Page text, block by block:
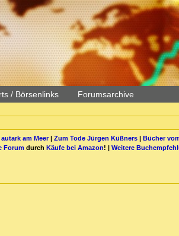
/ Börsenlinks Forumsarchive
am Meer| Zum Tode Jürgen Küßners| Bücher
Forum durch Käufe bei Amazon! | Weitere